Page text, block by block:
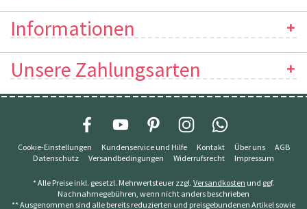
Informationen
Unsere Zahlungsarten
Cookie-Einstellungen Kundenservice und Hilfe Kontakt Über uns
AGB
Datenschutz
Versandbedingungen Widerrufsrecht Impressum
* Alle Preise inkl. gesetzl. Mehrwertsteuer zzgl. Versandkosten und ggf.
Nachnahmegebühren, wenn nicht anders beschrieben
** Ausgenommen sind alle bereits reduzierten und preisgebundenen Artikel sowie